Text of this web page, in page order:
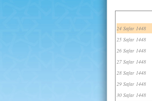
24 Safar 1448
25 Safar 1448
26 Safar 1448
27 Safar 1448
28 Safar 1448
29 Safar 1448
30 Safar 1448